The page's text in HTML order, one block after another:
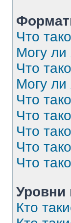
Что
Могу ли
Что
Могу ли
Что
Что
Что
Что
Что
Уровни
Кто